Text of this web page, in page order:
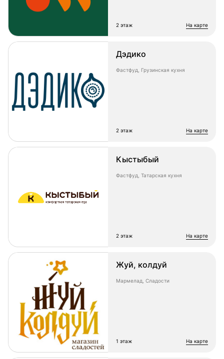
2 этаж на карте
Дэдико
Фастфуд, Грузинская кухня
2 этаж на карте
Кыстыбый
Фастфуд, Татарская кухня
2 этаж на карте
Жуй, колдуй
Мармелад, Сладости
1 этаж на карте